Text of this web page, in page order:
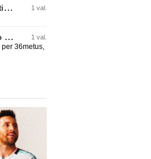
’fintų’,
Golubicko,
greitai
ir
net tokie
C. Romero karjera gali pakrypti į Ispaniją 1 val.
A. Tapinas: „Iš europinio lygio komandos gavom gerų pamokų“ 1 val.
36metus,